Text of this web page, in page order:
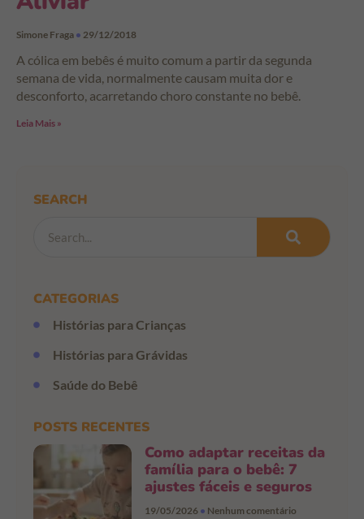
Simone Fraga 29/12/2018
A cólica em bebês é muito comum a partir da segunda
semana de vida, normalmente causam muita dor e
desconforto, acarretando choro constante no bebê.
Leia Mais »
SEARCH
CATEGORIAS
Histórias para Crianças
Histórias para Grávidas
Saúde do Bebê
POSTS RECENTES
Como adaptar receitas da
família para o bebê: 7
ajustes fáceis e seguros
19/05/2026 Nenhum comentário